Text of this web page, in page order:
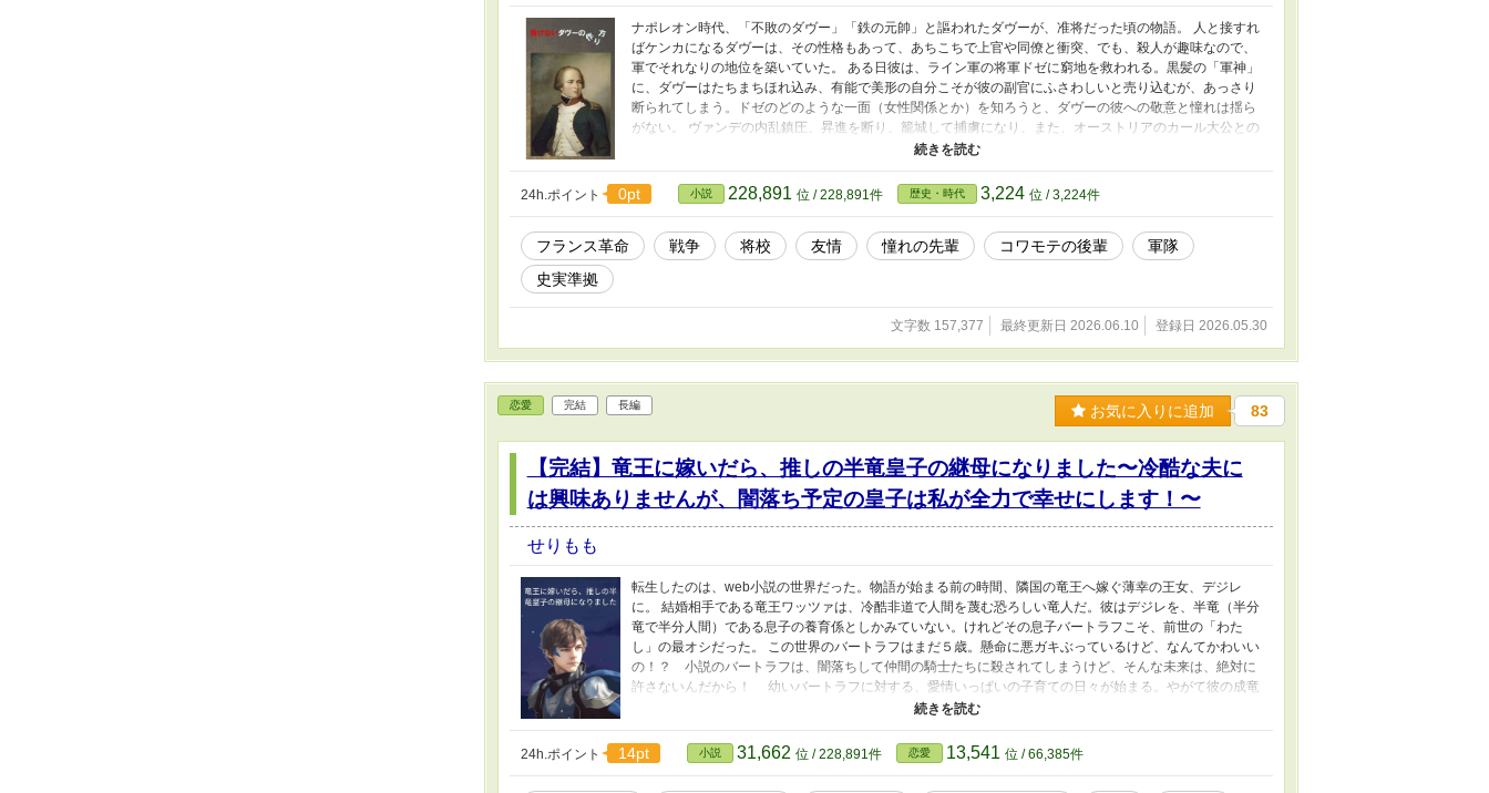
ナポレオン時代、「不敗のダヴー」「鉄の元帥」と謳われたダヴーが、准将だった頃の物語。 人と接すれ
ばケンカになるダヴーは、その性格もあって、あちこちで上官や同僚と衝突、でも、殺人が趣味なので、
軍でそれなりの地位を築いていた。 ある日彼は、ライン軍の将軍ドゼに窮地を救われる。黒髪の「軍神」
に、ダヴーはたちまちほれ込み、有能で美形の自分こそが彼の副官にふさわしいと売り込むが、あっさり
断られてしまう。ドゼのどのような一面（女性関係とか）を知ろうと、ダヴーの彼への敬意と憧れは揺ら
がない。 ヴァンデの内乱鎮圧、昇進を断り、籠城して捕虜になり、また、オーストリアのカール大公との
死闘、そして、政変とクーデターの波に否応なしに呑まれていく。 エジプト遠征の直前までを描きます。
宙大帝ゴッドシグマ様から頂きました。ありがとうございます ※肖像画など絵画作品は wikipedia、自作
以外の地図は googlemap より拝借しています
24h.ポイント 0pt 小説 228,891 位 / 228,891件 歴史・時代 3,224 位 / 3,224件
フランス革命 戦争 将校 友情 憧れの先輩 コワモテの後輩
軍隊
史実準拠
文字数 157,377 最終更新日 2026.06.10 登録日 2026.05.30
恋愛 完結 長編 お気に入りに追加 83
【完結】竜王に嫁いだら、推しの半竜皇子の継母になりました〜冷酷な夫に
は興味ありませんが、闇落ち予定の皇子は私が全力で幸せにします！〜
せりもも
転生したのは、web小説の世界だった。物語が始まる前の時間、隣国の竜王へ嫁ぐ薄幸の王女、デジレ
に。 結婚相手である竜王ワッツァは、冷酷非道で人間を蔑む恐ろしい竜人だ。彼はデジレを、半竜（半分
竜で半分人間）である息子の養育係としかみていない。けれどその息子バートラフこそ、前世の「わた
し」の最オシだった。 この世界のバートラフはまだ５歳。懸命に悪ガキぶっているけど、なんてかわいい
の！？ 小説のバートラフは、闇落ちして仲間の騎士たちに殺されてしまうけど、そんな未来は、絶対に
許さないんだから！ 幼いバートラフに対する、愛情いっぱいの子育ての日々が始まる。やがて彼の成竜
への通過儀礼を経て、父の竜王は、デジレに対して執着を見せ始める。 ところが、竜と人間の戦争が始ま
向けられるのか？ そして、転生者デジレに与えられたスキル「プロットを破断する者」を、彼女はどう
発動させるのか。
24h.ポイント 14pt 小説 31,662 位 / 228,891件 恋愛 13,541 位 / 66,385件